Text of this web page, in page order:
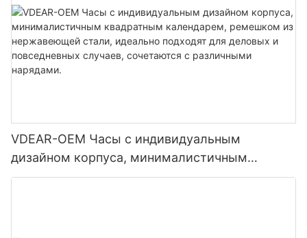
VDEAR-OEM Часы с индивидуальным
дизайном корпуса, минималистичным
квадратным календарем, ремешком из